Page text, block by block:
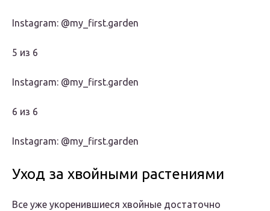
Instagram: @my_first.garden
5 из 6
Instagram: @my_first.garden
6 из 6
Instagram: @my_first.garden
Уход за хвойными растениями
Все уже укоренившиеся хвойные достаточно